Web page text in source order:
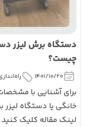
دستگاه برش لیزر
چیست؟
1401/10/20
برای آشنایی با
خانگی یا دستگاه
لینک مقاله کلیک کنید